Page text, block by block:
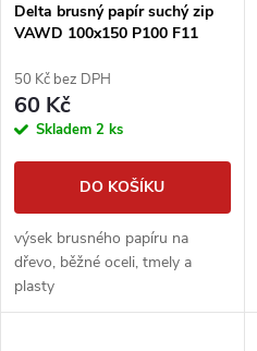
Delta brusný papír suchý zip
VAWD 100x150 P100 F11
50 Kč bez DPH
60 Kč
Skladem 2 ks
DO KOŠÍKU
výsek brusného papíru na
dřevo, běžné oceli, tmely a
plasty